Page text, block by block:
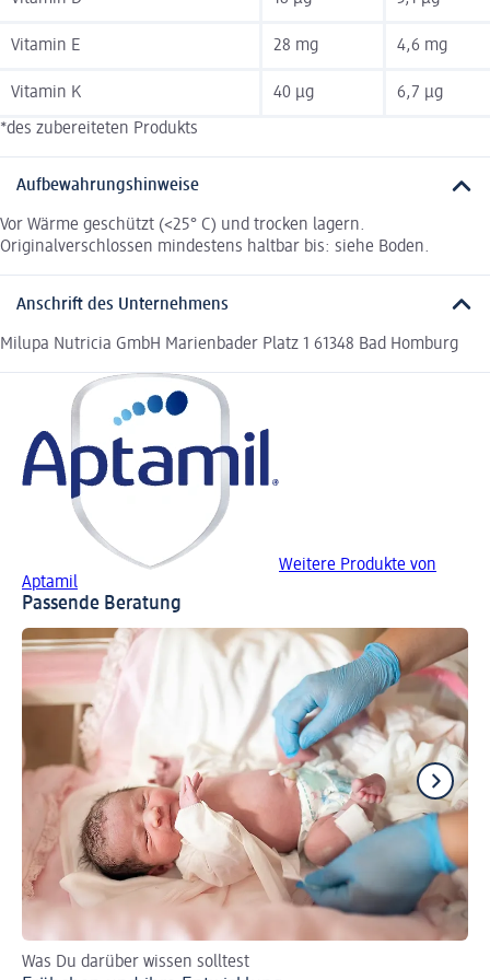
Vitamin E 28 mg 4,6 mg
Vitamin K 40 µg 6,7 µg
*des zubereiteten Produkts
Aufbewahrungshinweise
Vor Wärme geschützt (<25° C) und trocken lagern.
Originalverschlossen mindestens haltbar bis: siehe Boden.
Anschrift des Unternehmens
Milupa Nutricia GmbH Marienbader Platz 1 61348 Bad Homburg
Weitere Produkte von
Aptamil
Passende Beratung
Was Du darüber wissen solltest